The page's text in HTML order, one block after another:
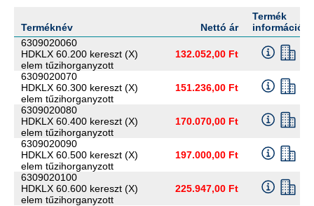
Terméknév Nettó ár
Termék
információ
6309020060
HDKLX 60.200 kereszt (X)
elem tűzihorganyzott
132.052,00 Ft
6309020070
HDKLX 60.300 kereszt (X)
elem tűzihorganyzott
151.236,00 Ft
6309020080
HDKLX 60.400 kereszt (X)
elem tűzihorganyzott
170.070,00 Ft
6309020090
HDKLX 60.500 kereszt (X)
elem tűzihorganyzott
197.000,00 Ft
6309020100
HDKLX 60.600 kereszt (X)
elem tűzihorganyzott
225.947,00 Ft